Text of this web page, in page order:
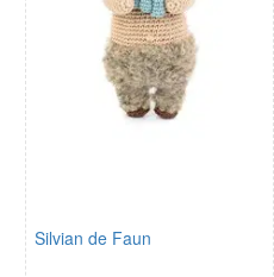
Silvian de Faun